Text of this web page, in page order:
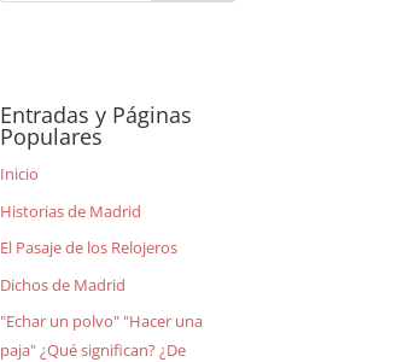
Entradas y Páginas
Populares
Inicio
Historias de Madrid
El Pasaje de los Relojeros
Dichos de Madrid
"Echar un polvo" "Hacer una
paja" ¿Qué significan? ¿De